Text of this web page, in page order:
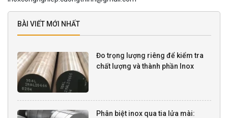
BÀI VIẾT MỚI NHẤT
Đo trọng lượng riêng để kiểm tra
chất lượng và thành phần Inox
Phân biệt inox qua tia lửa mài: